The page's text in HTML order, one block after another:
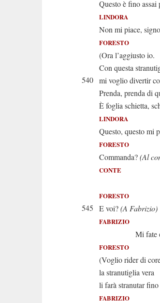
Questo è fino assai
LINDORA
Non mi piace,
FORESTO
(Ora l’aggiusto io.
Con questa
540 mi voglio divertir
Prenda, prenda di
È foglia schietta,
LINDORA
Questo, questo mi
FORESTO
Commanda?(Al
CONTE
Mi fa
FORESTO
545 E voi?(A Fabrizio)
FABRIZIO
Mi fate
FORESTO
(Voglio rider di
la stranutiglia vera
li farà stranutar fino
FABRIZIO